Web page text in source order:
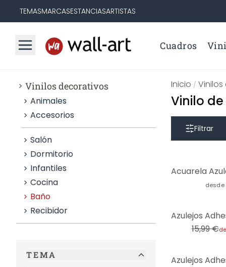
TEMASMARCASESTANCIASARTISTAS
Cuadros
Vinilos decorativos
Animales
Accesorios
Salón
Dormitorio
Infantiles
Cocina
Baño
Recibidor
TEMA
Inicio /
Vinilo
Filtrar
desde
15,99 €